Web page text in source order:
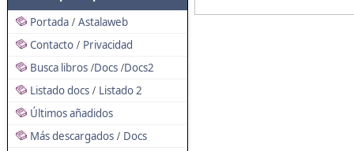
Portada / Astalaweb
Contacto / Privacidad
Busca libros /Docs /Docs2
Listado docs / Listado 2
Últimos añadidos
Más descargados / Docs